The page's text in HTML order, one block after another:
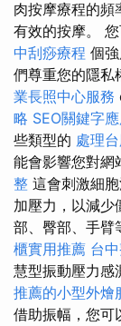
肉按摩療程的
有效的按摩。
中刮痧療程 個
們尊重您的隱私
業長照中心服務
略 SEO關鍵字
些類型的 處理
能會影響您對網
整 這會刺激細
加壓力，以減少
部、臀部、手臂
櫃實用推薦 台
慧型振動壓力感
推薦的小型外燴
借助振幅，您可